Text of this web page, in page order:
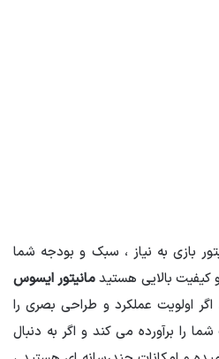
بازی به نیاز ، سبک و بودجه شما
کیفیت بالایی هستیدمانیتور ایسوس
اولویت عملکرد و طراحی بصری را
شما را برآورده می کند و اگر به دنبال